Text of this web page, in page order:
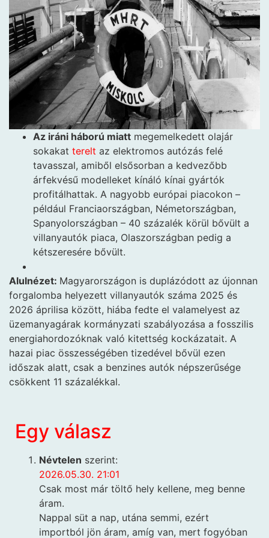
Az iráni háború miatt megemelkedett olajár
sokakat terelt az elektromos autózás felé
tavasszal, amiből elsősorban a kedvezőbb
árfekvésű modelleket kínáló kínai gyártók
profitálhattak. A nagyobb európai piacokon –
például Franciaországban, Németországban,
Spanyolországban – 40 százalék körül bővült a
villanyautók piaca, Olaszországban pedig a
kétszeresére bővült.
Alulnézet: Magyarországon is duplázódott az újonnan
forgalomba helyezett villanyautók száma 2025 és
2026 áprilisa között, hiába fedte el valamelyest az
üzemanyagárak kormányzati szabályozása a fosszilis
energiahordozóknak való kitettség kockázatait. A
hazai piac összességében tizedével bővül ezen
időszak alatt, csak a benzines autók népszerűsége
csökkent 11 százalékkal.
Egy válasz
Névtelen szerint:
2026.05.30. 21:01
Csak most már töltő hely kellene, meg benne
áram.
Nappal süt a nap, utána semmi, ezért
importból jön áram, amíg van, mert fogyóban